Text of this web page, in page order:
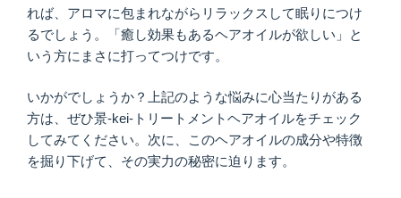
れば、アロマに包まれながらリラックスして眠りにつけ
るでしょう。「癒し効果もあるヘアオイルが欲しい」と
いう方にまさに打ってつけです。
いかがでしょうか？上記のような悩みに心当たりがある
方は、ぜひ景-kei-トリートメントヘアオイルをチェック
してみてください。次に、このヘアオイルの成分や特徴
を掘り下げて、その実力の秘密に迫ります。